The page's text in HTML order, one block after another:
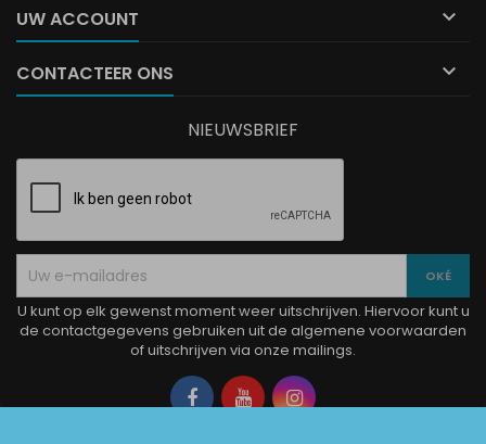
UW ACCOUNT 
CONTACTEER ONS 
NIEUWSBRIEF
U kunt op elk gewenst moment weer uitschrijven. Hiervoor kunt u
de contactgegevens gebruiken uit de algemene voorwaarden
of uitschrijven via onze mailings.
Facebook
YouTubeInstagram